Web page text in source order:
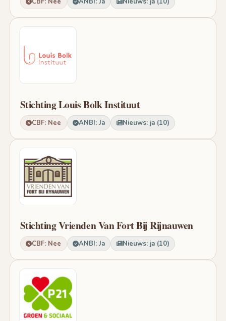
Stichting Louis Bolk Instituut
CBF: Nee ANBI: Ja Nieuws: ja (10)
Stichting Vrienden Van Fort Bij Rijnauwen
CBF: Nee ANBI: Ja Nieuws: ja (10)